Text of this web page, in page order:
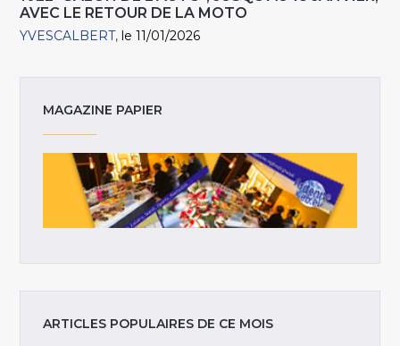
AVEC LE RETOUR DE LA MOTO
YVESCALBERT le 11/01/2026
MAGAZINE PAPIER
ARTICLES POPULAIRES DE CE MOIS